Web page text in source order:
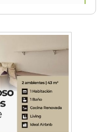
ciencia, experimentos
K-Pop en Castelar
cumple 39 años y
en Auditorio Oeste
La Lic. Cecilia Ce llega a
motor"